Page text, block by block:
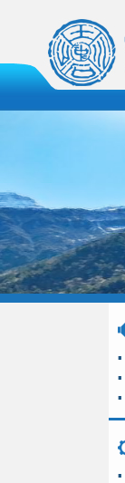
▪
▪
▪
▪